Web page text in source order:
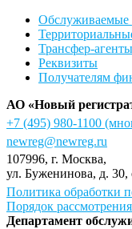
Обслуживаемые
Трансфер-агенты
Реквизиты
Получателям
АО «Новый
+7 (495) 980-1100
newreg@newreg.ru
107996, г. Москва,
ул. Буженинова, д. 30,
Политика обработки
Порядок
Департамент